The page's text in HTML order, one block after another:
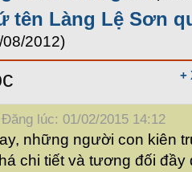
tên Làng Lệ Sơn
08/2012)
+
Đăng lúc: 01/02/2015 14:12
những người con kiên
chi tiết và tương đối đầy